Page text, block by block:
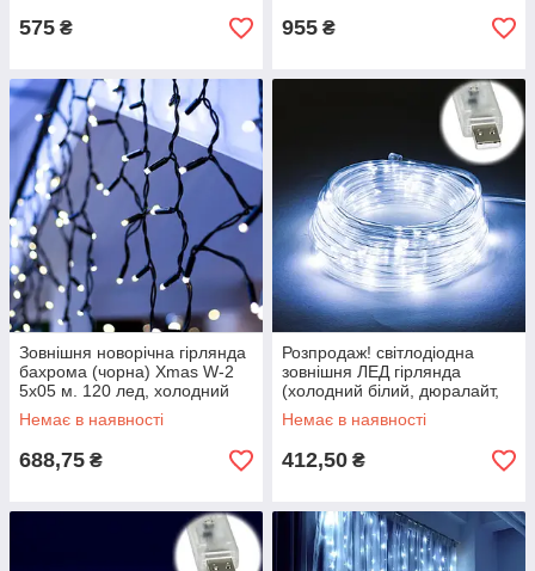
575 ₴ 955 ₴
Зовнішня новорічна гірлянда
бахрома (чорна) Xmas W-2
5х05 м. 120 лед, холодний
білий
Немає в наявності
688,75 ₴
Розпродаж! світлодіодна
зовнішня ЛЕД гірлянда
(холодний білий, дюралайт,
від USB, 100 LED, 9 м,
прозора)
Немає в наявності
412,50 ₴